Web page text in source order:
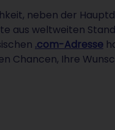
neben der
aus weltweiten
.com-Adresse
Chancen, Ihre